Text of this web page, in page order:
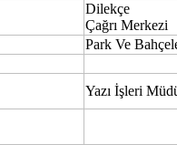
Dilekçe
Çağrı Merkezi
Park Ve
Yazı İşleri